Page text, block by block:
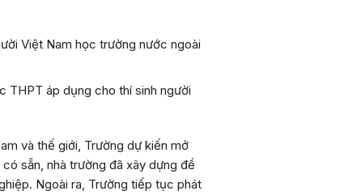
Việt Nam học trường nước ngoài
THPT áp dụng cho thí sinh người
và thế giới, Trường dự kiến mở
sẵn, nhà trường đã xây dựng đề
Ngoài ra, Trường tiếp tục phát